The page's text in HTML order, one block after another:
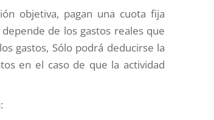
objetiva, pagan una cuota fija
de los gastos reales que
gastos, Sólo podrá deducirse la
en el caso de que la actividad